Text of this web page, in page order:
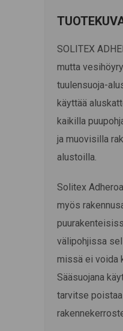
SOLITEX
mutta
tuulensuoja-
käyttää
kaikilla
ja muovisilla
alustoilla.
Solitex
myös
välipohjissa
missä ei voida
Sääsuojana
tarvitse